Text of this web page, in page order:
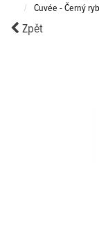
Cuvée - Černý
Zpět